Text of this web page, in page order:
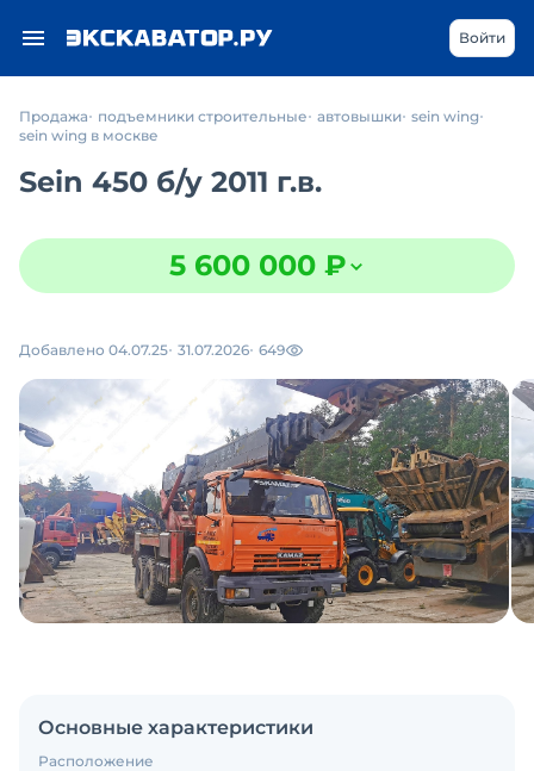
Войти
Продажа подъемники строительные автовышки sein wing
sein wing в москве
Sein 450 б/у 2011 г.в.
5 600 000 ₽
Добавлено 04.07.25 31.07.2026 649
Основные характеристики
Расположение